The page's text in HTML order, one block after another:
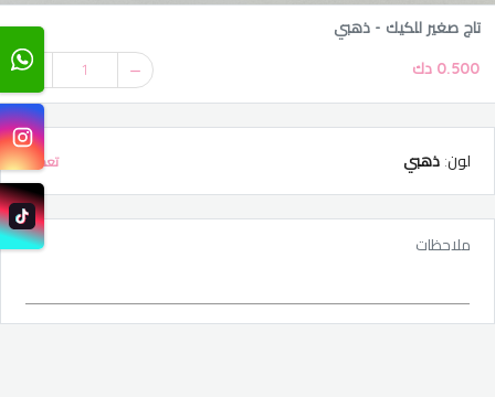
تاج صغير للكيك - ذهبي
0.500 دك 1
لون: ذهبي تعديل
ملاحظات